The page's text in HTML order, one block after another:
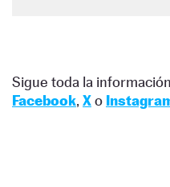
Sigue toda la
Facebook, Xo